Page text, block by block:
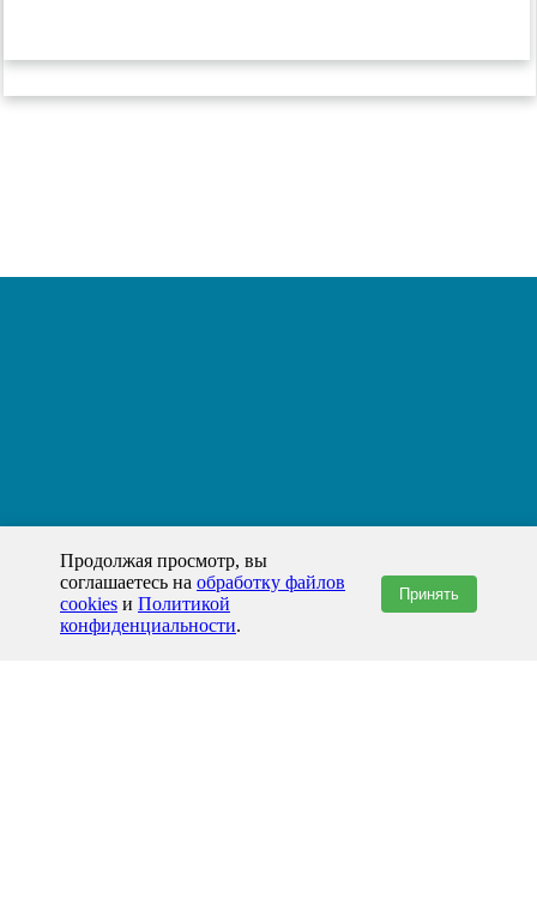
Продолжая просмотр, вы
соглашаетесь на обработку файлов
cookies и Политикой
конфиденциальности.
Принять